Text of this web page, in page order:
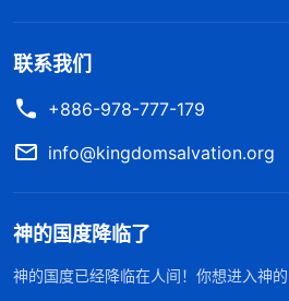
中？我怎么说就怎么成，人
呢？”《话・卷一 神的显现与作
一篇》 神的话使我识破了撒但
在自己的手中，也不在他们的
算。想到这些，我心里丝毫不
的引领使我真实地感受到神与
联系我们
+886-978-777-179
info@kingdomsalvation.org
神的国度降临了
神的国度已经降临在人间！你想进入神的